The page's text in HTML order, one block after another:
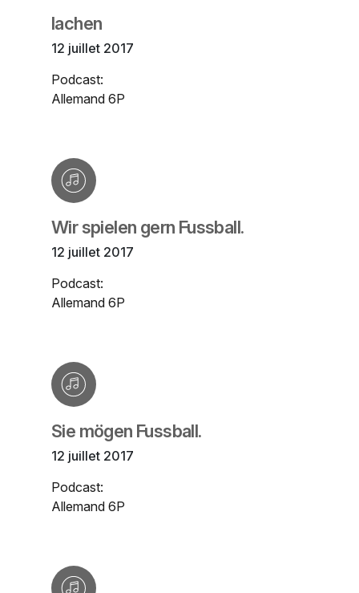
lachen
12 juillet 2017
Podcast:
Allemand 6P
Wir spielen gern Fussball.
12 juillet 2017
Podcast:
Allemand 6P
Sie mögen Fussball.
12 juillet 2017
Podcast:
Allemand 6P